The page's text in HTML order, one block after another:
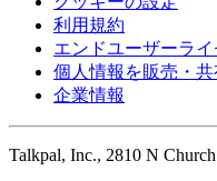
利用規約
エンドユーザーラ
個人情報を販売・
企業情報
Talkpal, Inc., 2810 N